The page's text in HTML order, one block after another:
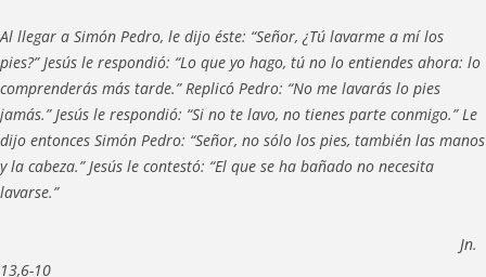
Al llegar a Simón Pedro, le dijo éste: “Señor, ¿Tú lavarme a mí los
pies?” Jesús le respondió: “Lo que yo hago, tú no lo entiendes ahora: lo
comprenderás más tarde.” Replicó Pedro: “No me lavarás lo pies
jamás.” Jesús le respondió: “Si no te lavo, no tienes parte conmigo.” Le
dijo entonces Simón Pedro: “Señor, no sólo los pies, también las manos
y la cabeza.” Jesús le contestó: “El que se ha bañado no necesita
lavarse.”
Jn.
13,6-10